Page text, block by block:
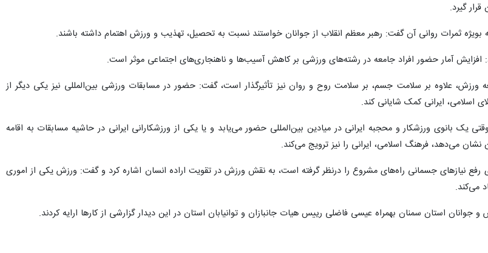
گیرد.
بویژه ثمرات روانی آن گفت: رهبر معظم انقلاب از جوانان خواستند نسبت به تحصیل، تهذیب و ورزش اهتمام داشته باشند.
افزایش آمار حضور افراد جامعه در رشته‌های ورزشی بر کاهش آسیب‌ها و ناهنجاری‌های اجتماعی موثر است.
ورزش، علاوه بر سلامت جسم، بر سلامت روح و روان نیز تأثیرگذار است، گفت: حضور در مسابقات ورزشی بین‌المللی نیز یکی دیگر از
ایرانی کمک شایانی کند.
بانوی ورزشکار و محجبه ایرانی در میادین بین‌المللی حضور می‌یابد و یا یکی از ورزشکارانی ایرانی در حاشیه مسابقات به اقامه
نشان می‌دهد، فرهنگ اسلامی، ایرانی را نیز ترویج می‌کند.
رفع نیازهای جسمانی راه‌های مشروع را درنظر گرفته است، به نقش ورزش در تقویت اراده انسان اشاره کرد و گفت: ورزش یکی از اموری
می‌کند.
استان سمنان بهمراه عیسی فاضلی رییس هیات جانبازان و توانیابان استان در این دیدار گزارشی از کارها ارایه کردند.